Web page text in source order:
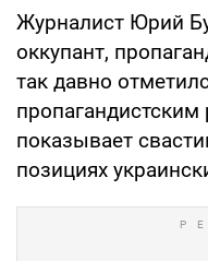
Журналист Юрий
оккупант,
так давно
показывает
позициях